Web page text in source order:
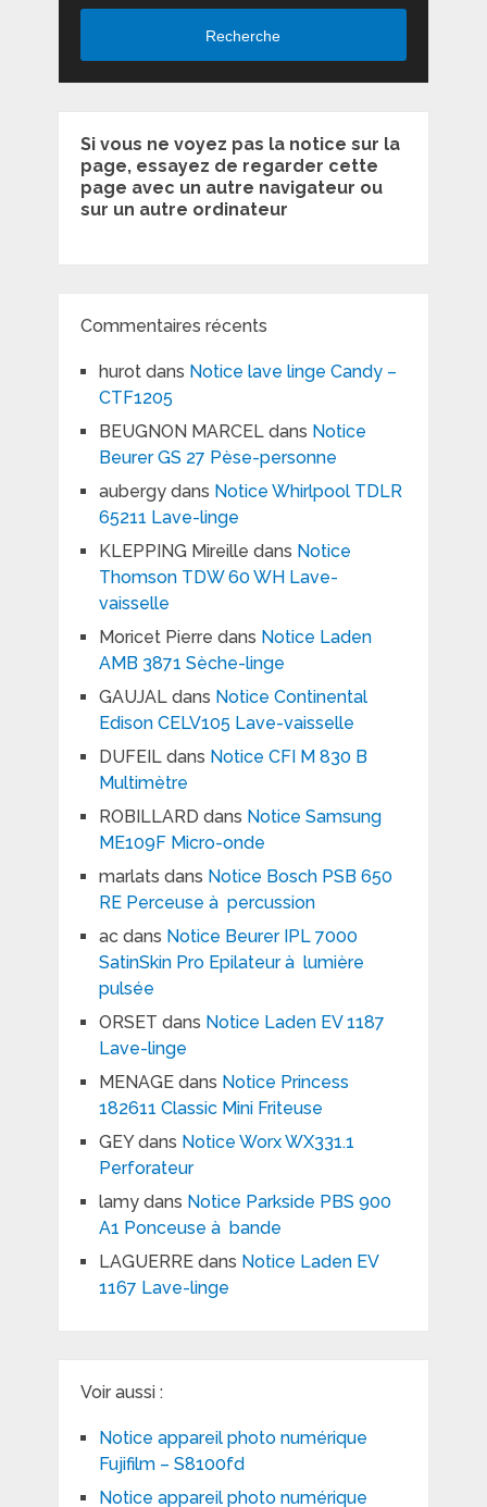
Recherche
Si vous ne voyez pas la notice sur la
page, essayez de regarder cette
page avec un autre navigateur ou
sur un autre ordinateur
Commentaires récents
hurotdans Notice lave linge Candy –
CTF1205
BEUGNON MARCELdans Notice
Beurer GS 27 Pèse-personne
aubergydans Notice Whirlpool TDLR
65211 Lave-linge
KLEPPING Mireille dans Notice
Thomson TDW 60 WH Lave-
vaisselle
Moricet Pierre dans Notice Laden
AMB 3871 Sèche-linge
GAUJALdans Notice Continental
Edison CELV105 Lave-vaisselle
DUFEILdans Notice CFI M 830 B
Multimètre
ROBILLARD dans Notice Samsung
ME109F Micro-onde
marlats dans Notice Bosch PSB 650
RE Perceuse à percussion
acdans Notice Beurer IPL 7000
SatinSkin Pro Epilateur à lumière
pulsée
ORSET dans Notice Laden EV 1187
Lave-linge
MENAGEdans Notice Princess
182611 Classic Mini Friteuse
GEYdans Notice Worx WX331.1
Perforateur
lamydans Notice Parkside PBS 900
A1 Ponceuse à bande
LAGUERREdans Notice Laden EV
1167 Lave-linge
Voir aussi :
Notice appareil photo numérique
Fujifilm – S8100fd
Notice appareil photo numérique